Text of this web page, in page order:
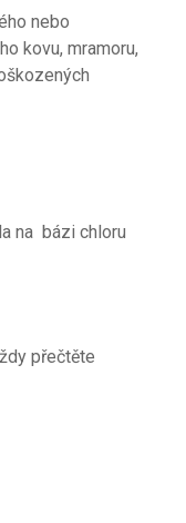
nebo
kovu, mramoru,
na bázi chloru
přečtěte